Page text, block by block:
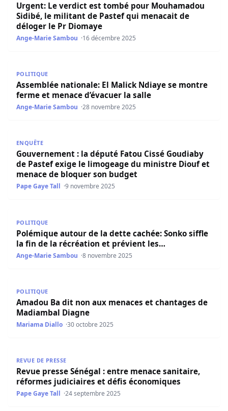
Urgent: Le verdict est tombé pour Mouhamadou
Sidibé, le militant de Pastef qui menacait de
déloger le Pr Diomaye
Ange-Marie Sambou 16 décembre 2025
POLITIQUE
Assemblée nationale: El Malick Ndiaye se montre
ferme et menace d’évacuer la salle
Ange-Marie Sambou 28 novembre 2025
ENQUÊTE
Gouvernement : la député Fatou Cissé Goudiaby
de Pastef exige le limogeage du ministre Diouf et
menace de bloquer son budget
Pape Gaye Tall 9 novembre 2025
POLITIQUE
Polémique autour de la dette cachée: Sonko siffle
la fin de la récréation et prévient les…
Ange-Marie Sambou 8 novembre 2025
POLITIQUE
Amadou Ba dit non aux menaces et chantages de
Madiambal Diagne
Mariama Diallo 30 octobre 2025
REVUE DE PRESSE
Revue presse Sénégal : entre menace sanitaire,
réformes judiciaires et défis économiques
Pape Gaye Tall 24 septembre 2025